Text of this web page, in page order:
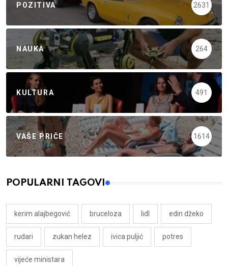
POZITIVA 2631
NAUKA 264
KULTURA 491
VAŠE PRIČE 1614
POPULARNI TAGOVI
kerim alajbegović bruceloza lidl edin džeko
rudari zukan helez ivica puljić potres
vijeće ministara